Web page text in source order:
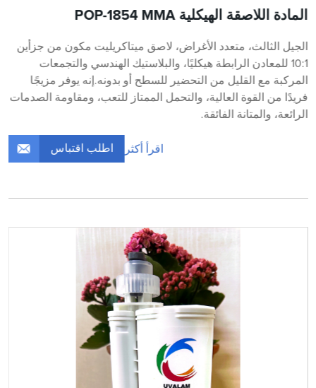
المادة اللاصقة الهيكلية POP-1854 MMA
الجيل الثالث، متعدد الأغراض، لاصق ميتاكريليت مكون من جزأين
10:1 للمعادن الرابطة هيكليًا، والبلاستيك الهندسي والتجمعات
المركبة مع القليل من التحضير للسطح أو بدونه.إنه يوفر مزيجًا
فريدًا من القوة العالية، والتحمل الممتاز للتعب، ومقاومة الصدمات
الرائعة، والمتانة الفائقة.
اقرأ أكثر اطلب اقتباس